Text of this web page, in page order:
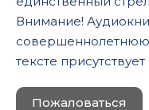
Внимание!
совершеннолетнюю
тексте
Пожаловаться